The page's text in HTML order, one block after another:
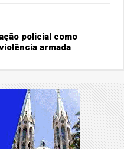
policial como
armada